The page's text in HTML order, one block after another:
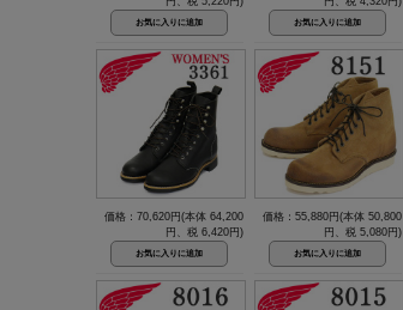
価格：70,620円(本体 64,200
円、税 6,420円)
価格：55,880円(本体 50,800
円、税 5,080円)